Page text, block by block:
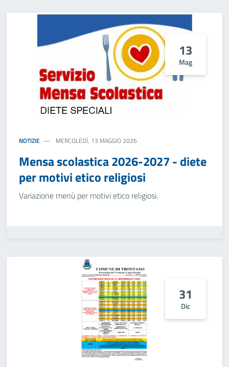
13
Mag
NOTIZIE MERCOLEDÌ, 13 MAGGIO 2026
Mensa scolastica 2026-2027 - diete
per motivi etico religiosi
Variazione menù per motivi etico religiosi.
31
Dic